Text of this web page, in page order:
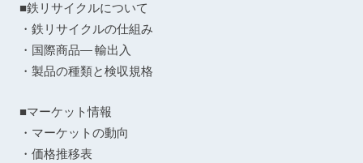
■鉄リサイクルについて
・鉄リサイクルの仕組み
・国際商品― 輸出入
・製品の種類と検収規格
■マーケット情報
・マーケットの動向
・価格推移表